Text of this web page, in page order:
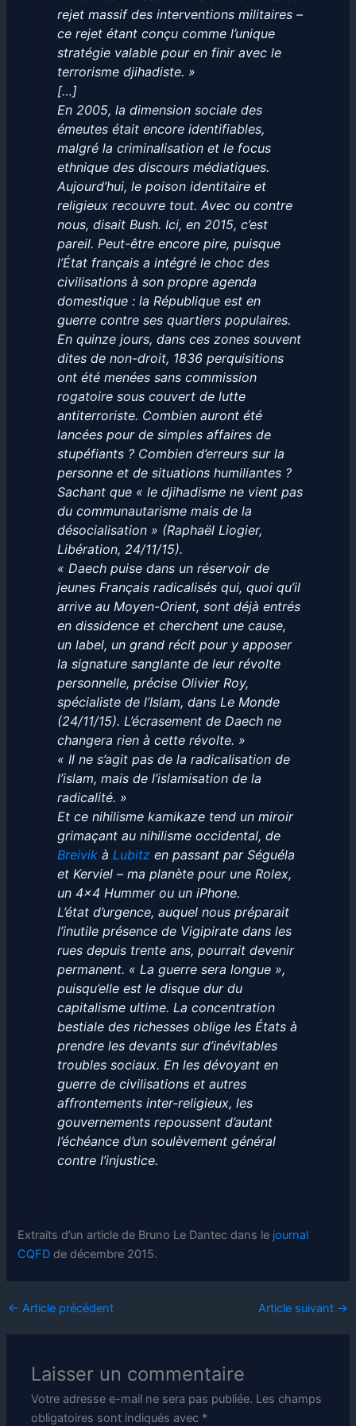
rejet massif des interventions militaires –
ce rejet étant conçu comme l’unique
stratégie valable pour en finir avec le
terrorisme djihadiste. »
[…]
En 2005, la dimension sociale des
émeutes était encore identifiables,
malgré la criminalisation et le focus
ethnique des discours médiatiques.
Aujourd’hui, le poison identitaire et
religieux recouvre tout. Avec ou contre
nous, disait Bush. Ici, en 2015, c’est
pareil. Peut-être encore pire, puisque
l’État français a intégré le choc des
civilisations à son propre agenda
domestique : la République est en
guerre contre ses quartiers populaires.
En quinze jours, dans ces zones souvent
dites de non-droit, 1836 perquisitions
ont été menées sans commission
rogatoire sous couvert de lutte
antiterroriste. Combien auront été
lancées pour de simples affaires de
stupéfiants ? Combien d’erreurs sur la
personne et de situations humiliantes ?
Sachant que « le djihadisme ne vient pas
du communautarisme mais de la
désocialisation » (Raphaël Liogier,
Libération, 24/11/15).
« Daech puise dans un réservoir de
jeunes Français radicalisés qui, quoi qu’il
arrive au Moyen-Orient, sont déjà entrés
en dissidence et cherchent une cause,
un label, un grand récit pour y apposer
la signature sanglante de leur révolte
personnelle, précise Olivier Roy,
spécialiste de l’Islam, dans Le Monde
(24/11/15). L’écrasement de Daech ne
changera rien à cette révolte. »
« Il ne s’agit pas de la radicalisation de
l’islam, mais de l’islamisation de la
radicalité. »
Et ce nihilisme kamikaze tend un miroir
grimaçant au nihilisme occidental, de
Breivikà Lubitzen passant par Séguéla
et Kerviel – ma planète pour une Rolex,
un 4×4 Hummer ou un iPhone.
L’état d’urgence, auquel nous préparait
l’inutile présence de Vigipirate dans les
rues depuis trente ans, pourrait devenir
permanent. « La guerre sera longue »,
puisqu’elle est le disque dur du
capitalisme ultime. La concentration
bestiale des richesses oblige les États à
prendre les devants sur d’inévitables
troubles sociaux. En les dévoyant en
guerre de civilisations et autres
affrontements inter-religieux, les
gouvernements repoussent d’autant
l’échéance d’un soulèvement général
contre l’injustice.
Extraits d’un article de Bruno Le Dantec dans le journal
CQFD de décembre 2015.
← Article précédent Article suivant →
Laisser un commentaire
Votre adresse e-mail ne sera pas publiée. Les champs
obligatoires sont indiqués avec *